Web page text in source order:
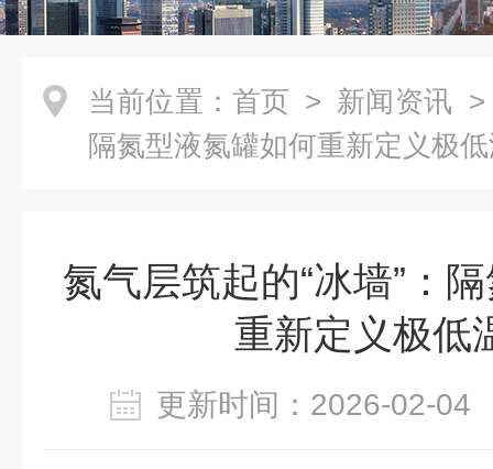
当前位置： 首页 > 新闻资讯 >
隔氮型液氮罐如何重新定义极
氮气层筑起的“冰墙”：
重新定义极低
更新时间：2026-02-